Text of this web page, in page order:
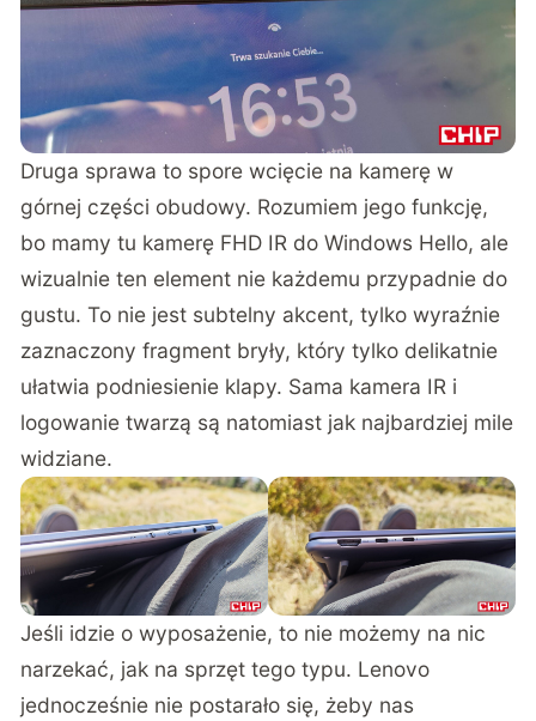
Druga sprawa to spore wcięcie na kamerę w
górnej części obudowy. Rozumiem jego funkcję,
bo mamy tu kamerę FHD IR do Windows Hello, ale
wizualnie ten element nie każdemu przypadnie do
gustu. To nie jest subtelny akcent, tylko wyraźnie
zaznaczony fragment bryły, który tylko delikatnie
ułatwia podniesienie klapy. Sama kamera IR i
logowanie twarzą są natomiast jak najbardziej mile
widziane.
Jeśli idzie o wyposażenie, to nie możemy na nic
narzekać, jak na sprzęt tego typu. Lenovo
jednocześnie nie postarało się, żeby nas